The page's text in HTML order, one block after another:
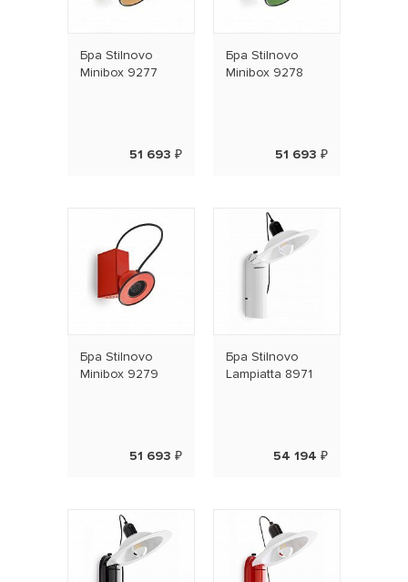
Бра Stilnovo
Minibox 9277
51 693 ₽
Бра Stilnovo
Minibox 9278
51 693 ₽
Бра Stilnovo
Minibox 9279
51 693 ₽
Бра Stilnovo
Lampiatta 8971
54 194 ₽